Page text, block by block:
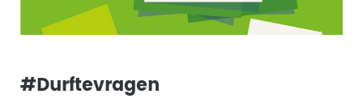
#Durftevragen